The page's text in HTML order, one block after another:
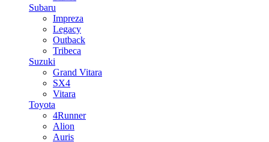
Subaru
Impreza
Legacy
Outback
Tribeca
Suzuki
Grand Vitara
SX4
Vitara
Toyota
4Runner
Alion
Auris